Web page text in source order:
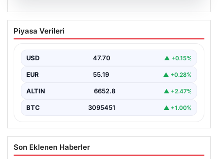
06.08.2026
Altın fiyatları canlı 7 Nisan 2026: Altın
fiyatları bugün ne kadar oldu?
Piyasa Verileri
USD 47.70 ▲ +0.15%
EUR 55.19 ▲ +0.28%
ALTIN 6652.8 ▲ +2.47%
BTC 3095451 ▲ +1.00%
Son Eklenen Haberler